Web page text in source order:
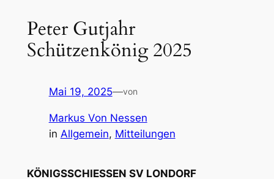
Peter Gutjahr
Schützenkönig 2025
Mai 19, 2025—von
Markus Von Nessen
in Allgemein, Mitteilungen
KÖNIGSSCHIESSEN SV LONDORF